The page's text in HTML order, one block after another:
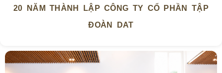
20 NĂM THÀNH LẬP CÔNG TY CỔ PHẦN TẬP
ĐOÀN DAT